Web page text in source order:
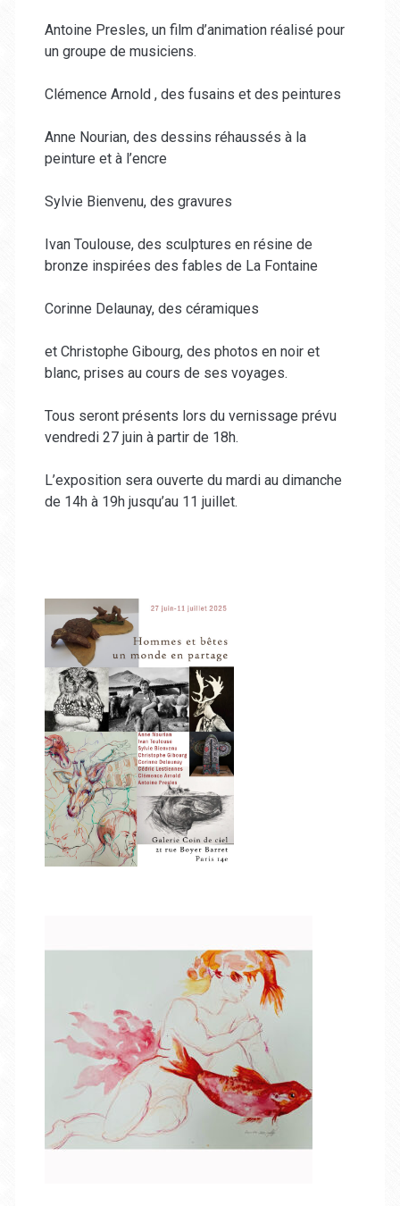
Antoine Presles, un film d’animation réalisé pour
un groupe de musiciens.
Clémence Arnold , des fusains et des peintures
Anne Nourian, des dessins réhaussés à la
peinture et à l’encre
Sylvie Bienvenu, des gravures
Ivan Toulouse, des sculptures en résine de
bronze inspirées des fables de La Fontaine
Corinne Delaunay, des céramiques
et Christophe Gibourg, des photos en noir et
blanc, prises au cours de ses voyages.
Tous seront présents lors du vernissage prévu
vendredi 27 juin à partir de 18h.
L’exposition sera ouverte du mardi au dimanche
de 14h à 19h jusqu’au 11 juillet.